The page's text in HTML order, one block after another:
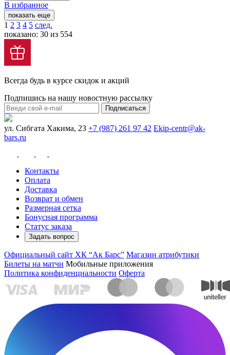
В избранное
показать еще
1 2 3 4 5 след.
показано: 30 из 554
Всегда будь в курсе скидок и акций
Подпишись на нашу новостную рассылку
Подписаться
ул. Сибгата Хакима, 23 +7 (987) 261 97 42 Ekip-centr@ak-
bars.ru
Контакты
Оплата
Доставка
Возврат и обмен
Размерная сетка
Бонусная программа
Статус заказа
Задать вопрос
Официальный сайт ХК “Ак Барс” Магазин атрибутики
Билеты на матчи Мобильные приложения
Политика конфиденциальности Оферта